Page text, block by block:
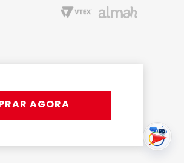
AGORA
especiais para o Cartão Liderzan.
Acesse o site ou o App